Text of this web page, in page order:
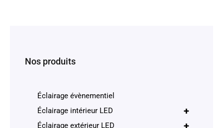
Nos produits
Éclairage évènementiel
+
Éclairage intérieur LED
+
Éclairage extérieur LED